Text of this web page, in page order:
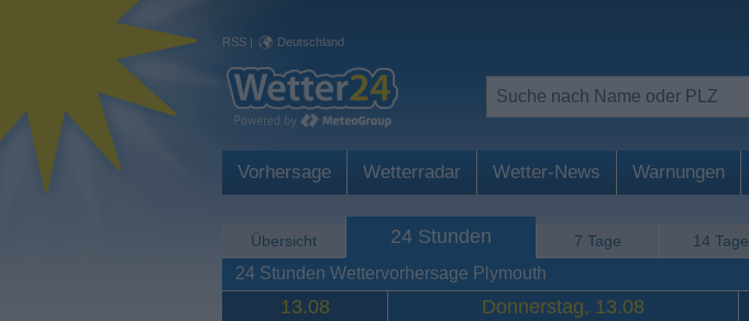
RSS | Deutschland
Vorhersage Wetterradar Wetter-News Warnungen
Übersicht 24 Stunden 7 Tage 14 Tage
24 Stunden Wettervorhersage Plymouth
13.08 Donnerstag, 13.08